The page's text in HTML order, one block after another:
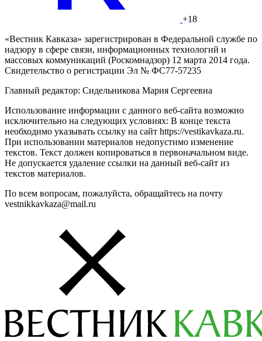
+18
«Вестник Кавказа» зарегистрирован в Федеральной службе по
надзору в сфере связи, информационных технологий и
массовых коммуникаций (Роскомнадзор) 12 марта 2014 года.
Свидетельство о регистрации Эл № ФС77-57235
Главный редактор: Сидельникова Мария Сергеевна
Использование информации с данного веб-сайта возможно
исключительно на следующих условиях: В конце текста
необходимо указывать ссылку на сайт https://vestikavkaza.ru.
При использовании материалов недопустимо изменение
текстов. Текст должен копироваться в первоначальном виде.
Не допускается удаление ссылки на данный веб-сайт из
текстов материалов.
По всем вопросам, пожалуйста, обращайтесь на почту
vestnikkavkaza@mail.ru